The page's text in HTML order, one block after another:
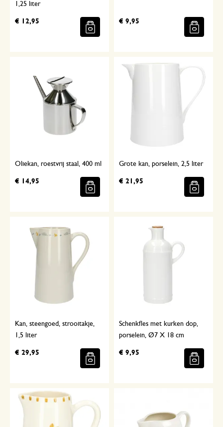
1,25 liter
€ 12,95 € 9,95
Oliekan, roestvrij staal, 400 ml
€ 14,95
Grote kan, porselein, 2,5 liter
€ 21,95
Kan, steengoed, strooitakje,
1,5 liter
€ 29,95
Schenkfles met kurken dop,
porselein, Ø7 X 18 cm
€ 9,95